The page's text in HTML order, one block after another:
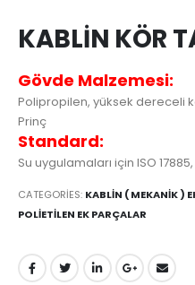
KABLİN KÖR
Gövde Malzemesi:
Polipropilen, yüksek dereceli
Prinç
Standard:
Su uygulamaları için ISO
CATEGORIES: KABLİN ( MEKANİK )
POLİETİLEN EK PARÇALAR